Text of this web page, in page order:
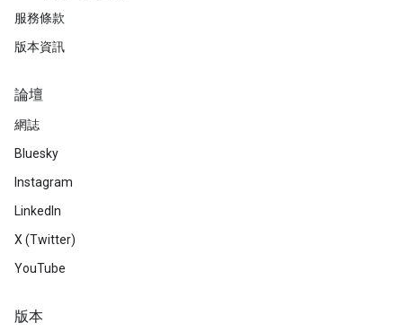
服務條款
版本資訊
論壇
網誌
Bluesky
Instagram
LinkedIn
X (Twitter)
YouTube
版本